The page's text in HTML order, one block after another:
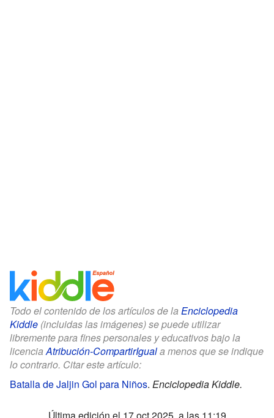
Todo el contenido de los artículos de la Enciclopedia
Kiddle (incluidas las imágenes) se puede utilizar
libremente para fines personales y educativos bajo la
licenciaAtribución-CompartirIguala menos que se indique
lo contrario. Citar este artículo:
Batalla de Jaljin Gol para Niños. Enciclopedia Kiddle.
Última edición el 17 oct 2025, a las 11:19